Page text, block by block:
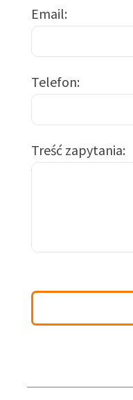
Email
Telefon
Treść zapytania